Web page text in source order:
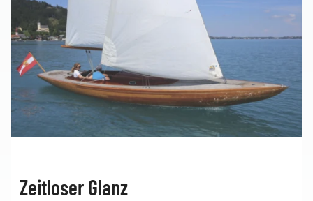
Zeitloser Glanz